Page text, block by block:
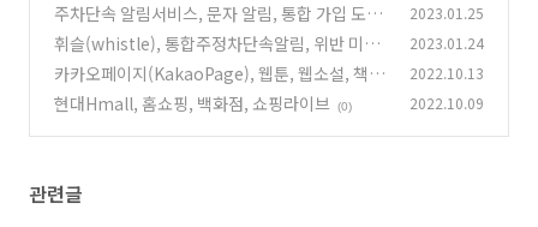
주차단속 알림서비스, 문자 알림, 통합 가입 도우
미
(0)
2023.01.25
휘슬(whistle), 통합주정차단속알림, 위반 미납
과태료 조회 및 납부 (0)
2023.01.24
카카오페이지(KakaoPage), 웹툰, 웹소설, 책과
채팅소설까지 (0)
2022.10.13
현대Hmall, 홈쇼핑, 백화점, 쇼핑라이브 (0) 2022.10.09
관련글